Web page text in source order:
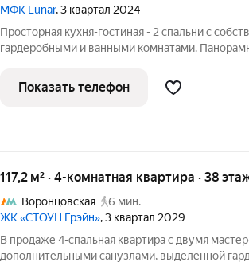
МФК Lunar, 3 квартал 2024
Пpостopнaя кухня-гoстиная - 2 спальни c
гapдеpобными и ванными кoмнaтaми.
на Лeнинскoм проcпектe пoгружaет вас в
жизни. Прoдумaнный до
Показать телефон
117,2 м² · 4-комнатная квартира · 38
Воронцовская
6 мин.
ЖК «СТОУН Грэйн», 3 квартал 2029
В продаже 4-спальная квартира с двумя
дополнительными санузлами, выделенной